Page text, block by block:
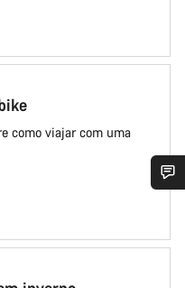
como viajar com uma